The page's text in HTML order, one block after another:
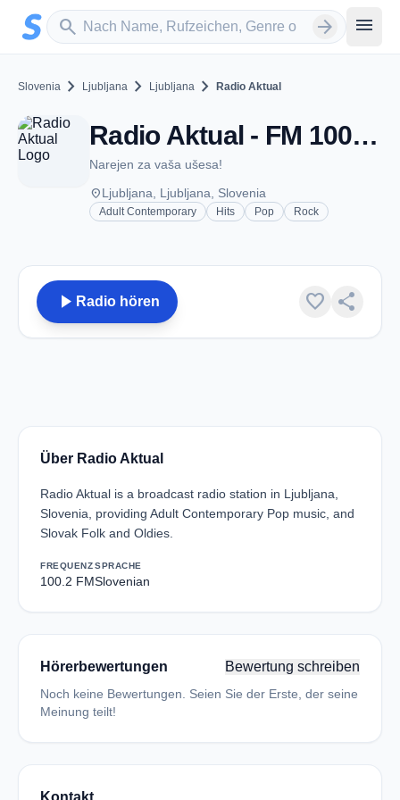
Zum Hauptinhalt springen
search
Sender suchen arrow_forward menu
Slovenia chevron_right Ljubljana chevron_right Ljubljana chevron_right Radio Aktual
Radio Aktual - FM 100.2 - Ljubljana
Narejen za vaša ušesa!
placeLjubljana, Ljubljana, Slovenia
Adult Contemporary Hits Pop Rock
play_arrow Radio hören favorite share
Über Radio Aktual
Radio Aktual is a broadcast radio station in Ljubljana,
Slovenia, providing Adult Contemporary Pop music, and
Slovak Folk and Oldies.
FREQUENZ
100.2 FM
SPRACHE
Slovenian
Hörerbewertungen Bewertung schreiben
Noch keine Bewertungen. Seien Sie der Erste, der seine
Meinung teilt!
Kontakt